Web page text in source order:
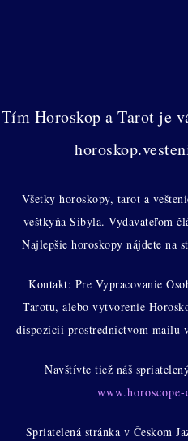
Tím Horoskop a Tarot je
Všetky horoskopy, tarot a
veštkyňa Sibyla. Vydavateľom
Najlepšie horoskopy nájdete na
Kontakt: Pre Vypracovanie
Tarotu, alebo vytvorenie
dispozícii prostredníctvom mailu
Navštívte tiež náš
Spriatelená stránka v Českom